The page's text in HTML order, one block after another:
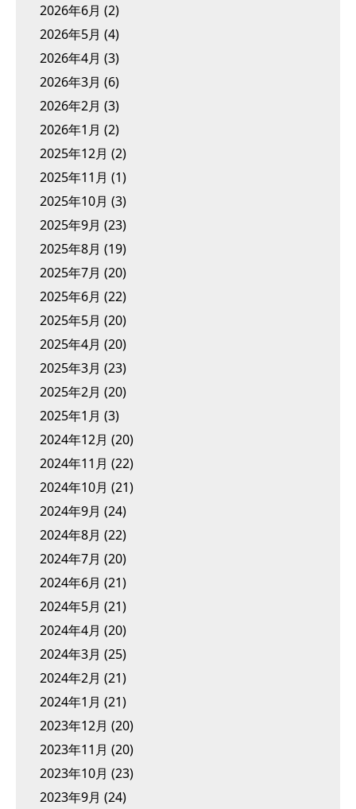
2026年6月 (2)
2026年5月 (4)
2026年4月 (3)
2026年3月 (6)
2026年2月 (3)
2026年1月 (2)
2025年12月 (2)
2025年11月 (1)
2025年10月 (3)
2025年9月 (23)
2025年8月 (19)
2025年7月 (20)
2025年6月 (22)
2025年5月 (20)
2025年4月 (20)
2025年3月 (23)
2025年2月 (20)
2025年1月 (3)
2024年12月 (20)
2024年11月 (22)
2024年10月 (21)
2024年9月 (24)
2024年8月 (22)
2024年7月 (20)
2024年6月 (21)
2024年5月 (21)
2024年4月 (20)
2024年3月 (25)
2024年2月 (21)
2024年1月 (21)
2023年12月 (20)
2023年11月 (20)
2023年10月 (23)
2023年9月 (24)